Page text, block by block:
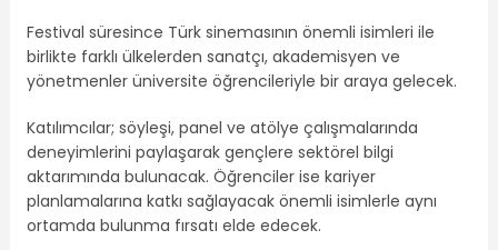
Festival süresince Türk sinemasının önemli isimleri ile
birlikte farklı ülkelerden sanatçı, akademisyen ve
yönetmenler üniversite öğrencileriyle bir araya gelecek.
Katılımcılar; söyleşi, panel ve atölye çalışmalarında
deneyimlerini paylaşarak gençlere sektörel bilgi
aktarımında bulunacak. Öğrenciler ise kariyer
planlamalarına katkı sağlayacak önemli isimlerle aynı
ortamda bulunma fırsatı elde edecek.